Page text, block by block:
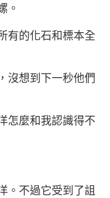
。
有的化石和標本全
沒想到下一秒他們
怎麼和我認識得不
。不過它受到了詛